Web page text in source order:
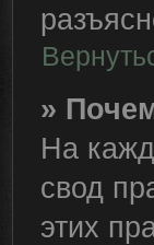
»
На
свод
этих